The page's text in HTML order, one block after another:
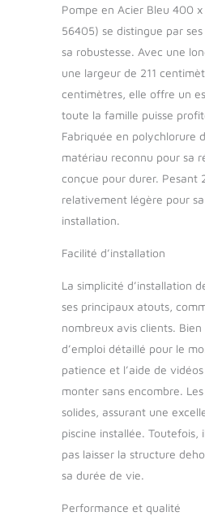
Pompe en Acier Bleu 400
56405) se distingue par
sa robustesse. Avec une
une largeur de 211
centimètres, elle offre un
toute la famille puisse
Fabriquée en polychlorure
matériau reconnu pour sa
conçue pour durer. Pesant
relativement légère pour
installation.
Facilité d’installation
La simplicité d’installation
ses principaux atouts,
nombreux avis clients. Bien
d’emploi détaillé pour le
patience et l’aide de
monter sans encombre.
solides, assurant une
piscine installée. Toutefois,
pas laisser la structure
sa durée de vie.
Performance et qualité